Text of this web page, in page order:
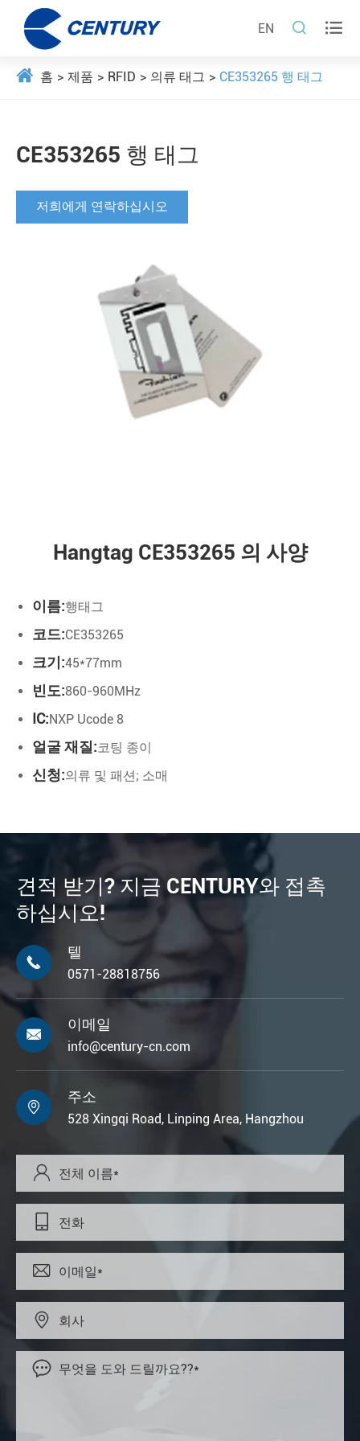
EN  
홈 제품 RFID 의류 태그 CE353265 행 태그
CE353265 행 태그
저희에게 연락하십시오
Hangtag CE353265 의 사양
이름:행태그
코드:CE353265
크기:45*77mm
빈도:860-960MHz
IC: NXP Ucode 8
얼굴 재질:코팅 종이
신청:의류 및 패션; 소매
견적 받기? 지금 CENTURY와 접촉
하십시오!

텔
0571-28818756

이메일
info@century-cn.com

주소
528 Xingqi Road, Linping Area, Hangzhou




